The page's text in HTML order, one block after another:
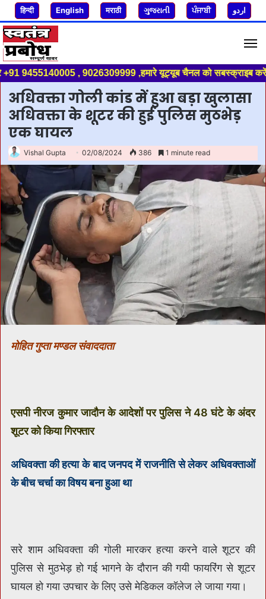
हिन्दी English मराठी ગુજરાતી ਪੰਜਾਬੀ اردو
, 9026309999 ,हमारे यूट्यूब चैनल को सबस्क्राइब करें,
अधिवक्ता गोली कांड में हुआ बड़ा खुलासा
अधिवक्ता के शूटर की हुई पुलिस मुठभेड़
एक घायल
Vishal Gupta 02/08/2024 386 1 minute read
मोहित गुप्ता मण्डल संवाददाता
एसपी नीरज कुमार जादौन के आदेशों पर पुलिस ने 48 घंटे के अंदर
शूटर को किया गिरफ्तार
अधिवक्ता की हत्या के बाद जनपद में राजनीति से लेकर अधिवक्ताओं
के बीच चर्चा का विषय बना हुआ था
सरे शाम अधिवक्ता की गोली मारकर हत्या करने वाले शूटर की
पुलिस से मुठभेड़ हो गई भागने के दौरान की गयी फायरिंग से शूटर
घायल हो गया उपचार के लिए उसे मेडिकल कॉलेज ले जाया गया।